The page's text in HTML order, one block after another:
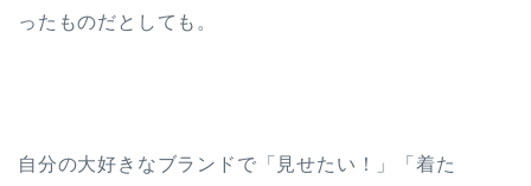
ったものだとしても。
自分の大好きなブランドで「見せたい！」「着た